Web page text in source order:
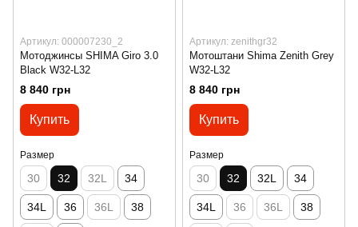
Артикул: 000007230_2
Мотоджинсы SHIMA Giro 3.0
Black W32-L32
8 840 грн
Купить
Размер
30 32 32L 34
34L 36 36L 38
Артикул: zenithgr32
Мотоштани Shima Zenith Grey
W32-L32
8 840 грн
Купить
Размер
30 32 32L 34
34L 36 36L 38